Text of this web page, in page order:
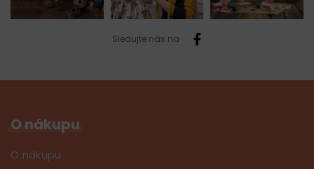
Sledujte nás na
O nákupu
O nákupu